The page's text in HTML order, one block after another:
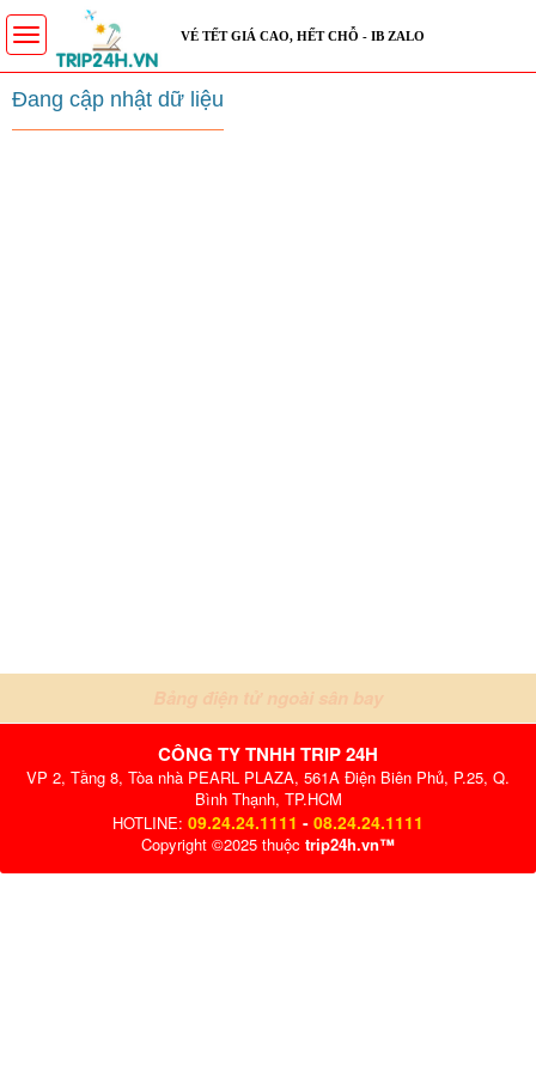
Toggle
navigation
VÉ TẾT GIÁ CAO, HẾT CHỖ - IB ZALO
Đang cập nhật dữ liệu
CÔNG TY TNHH TRIP 24H
VP 2, Tầng 8, Tòa nhà PEARL PLAZA, 561A Điện Biên Phủ, P.25, Q.
Bình Thạnh, TP.HCM
HOTLINE: 09.24.24.1111 - 08.24.24.1111
Copyright ©2025 thuộc trip24h.vn™